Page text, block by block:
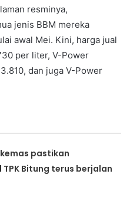
resminya,
jenis BBM mereka
awal Mei. Kini, harga jual
per liter, V-Power
dan juga V-Power
pastikan
Bitung terus berjalan